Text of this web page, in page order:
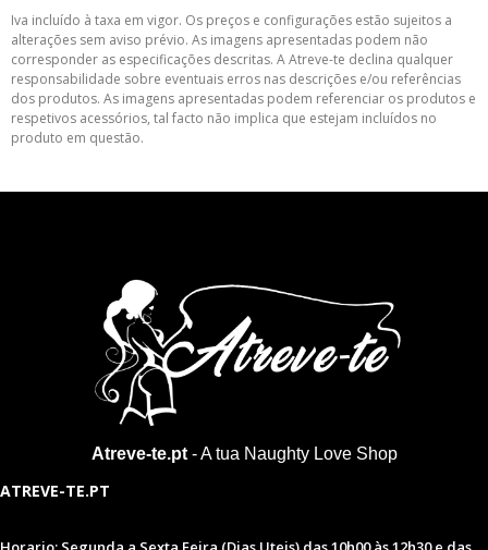
Iva incluído à taxa em vigor. Os preços e configurações estão sujeitos a
alterações sem aviso prévio. As imagens apresentadas podem não
corresponder as especificações descritas. A Atreve-te declina qualquer
responsabilidade sobre eventuais erros nas descrições e/ou referências
dos produtos. As imagens apresentadas podem referenciar os produtos e
respetivos acessórios, tal facto não implica que estejam incluídos no
produto em questão.
Atreve-te.pt- A tua Naughty Love Shop
ATREVE-TE.PT